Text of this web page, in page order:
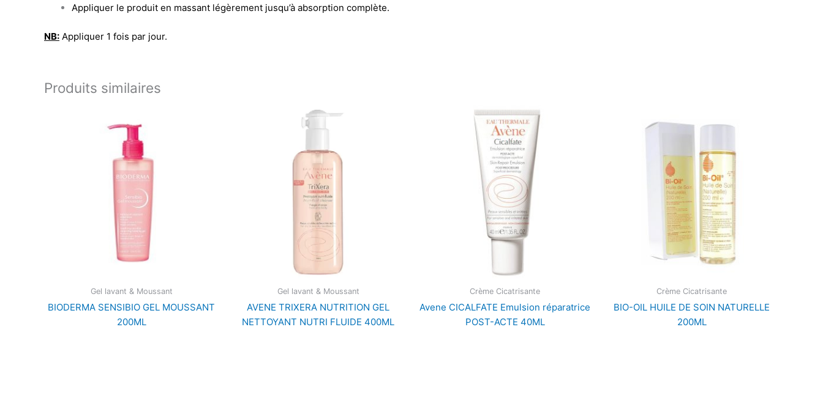
Appliquer le produit en massant légèrement jusqu’à absorption complète.
NB: Appliquer 1 fois par jour.
Produits similaires
Gel lavant & Moussant
BIODERMA SENSIBIO GEL MOUSSANT
200ML
Gel lavant & Moussant
AVENE TRIXERA NUTRITION GEL
NETTOYANT NUTRI FLUIDE 400ML
Crème Cicatrisante
Avene CICALFATE Emulsion réparatrice
POST-ACTE 40ML
Crème Cicatrisante
BIO-OIL HUILE DE SOIN NATURELLE
200ML